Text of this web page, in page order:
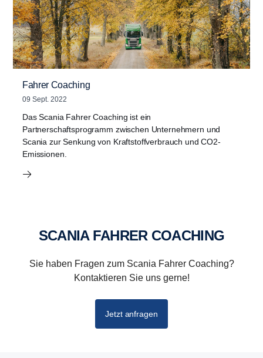
Fahrer Coaching
09 Sept. 2022
Das Scania Fahrer Coaching ist ein
Partnerschaftsprogramm zwischen Unternehmern und
Scania zur Senkung von Kraftstoffverbrauch und CO2-
Emissionen.
SCANIA FAHRER COACHING
Sie haben Fragen zum Scania Fahrer Coaching?
Kontaktieren Sie uns gerne!
Jetzt anfragen